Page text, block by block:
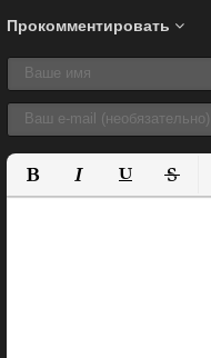
Прокомментировать
Полужирный
Курсив